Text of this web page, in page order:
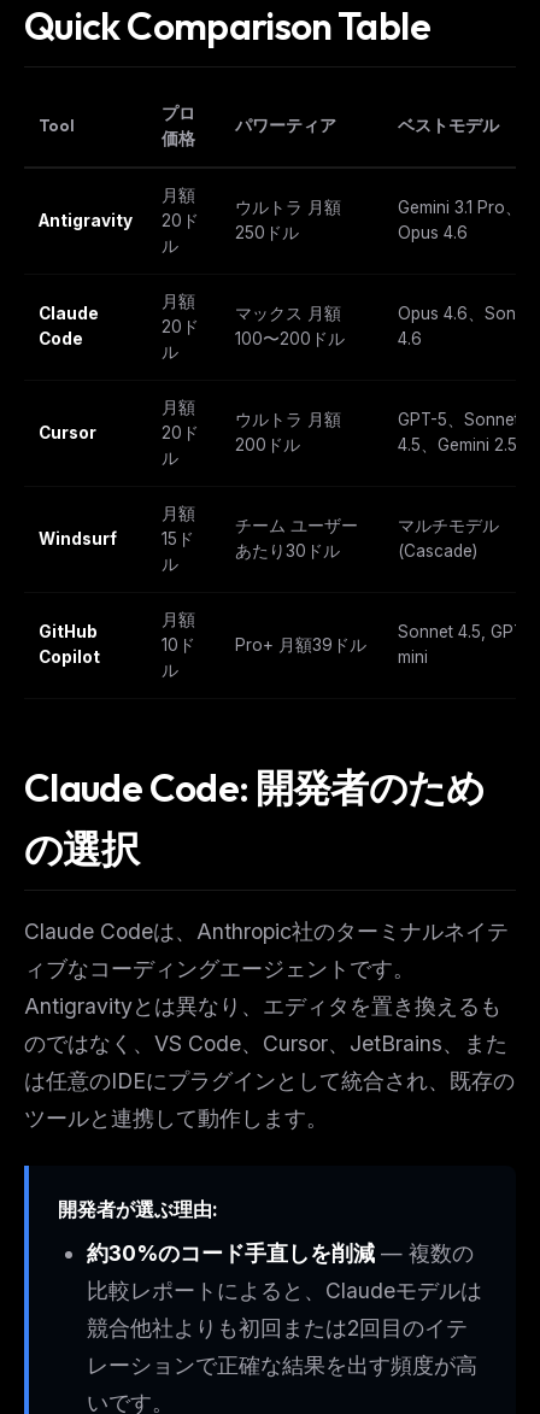
Quick Comparison Table
Tool
プロ
価格
パワーティア ベストモデル
Antigravity
月額
20ド
ル
ウルトラ 月額
250ドル
Gemini 3.1 Pro、
Opus 4.6
Claude
Code
月額
20ド
ル
マックス 月額
100〜200ドル
Opus 4.6、Sonnet
4.6
Cursor
月額
20ド
ル
ウルトラ 月額
200ドル
GPT-5、Sonnet
4.5、Gemini 2.5
Windsurf
月額
15ド
ル
チーム ユーザー
あたり30ドル
マルチモデル
(Cascade)
GitHub
Copilot
月額
10ド
ル
Pro+ 月額39ドル
Sonnet 4.5, GPT-5
mini
Claude Code: 開発者のため
の選択
Claude Codeは、Anthropic社のターミナルネイテ
ィブなコーディングエージェントです。
Antigravityとは異なり、エディタを置き換えるも
のではなく、VS Code、Cursor、JetBrains、また
は任意のIDEにプラグインとして統合され、既存の
ツールと連携して動作します。
開発者が選ぶ理由:
約30%のコード手直しを削減 — 複数の
比較レポートによると、Claudeモデルは
競合他社よりも初回または2回目のイテ
レーションで正確な結果を出す頻度が高
いです。